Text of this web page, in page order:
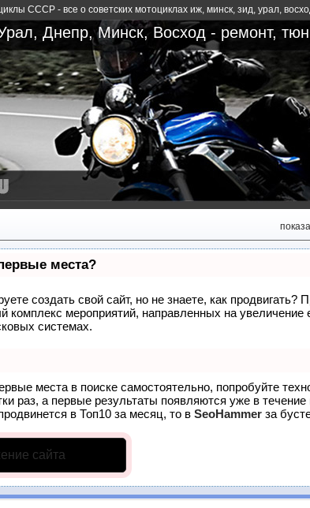
СССР - все о советских мотоциклах иж, минск, зид, урал,
Днепр, Минск, Восход - ремонт,
места?
создать свой сайт, но не знаете, как продвигать?
комплекс мероприятий, направленных на увеличение
системах.
места в поиске самостоятельно, попробуйте
раз, а первые результаты появляются уже в
в Топ10 за месяц, то в SeoHammer за
сайта